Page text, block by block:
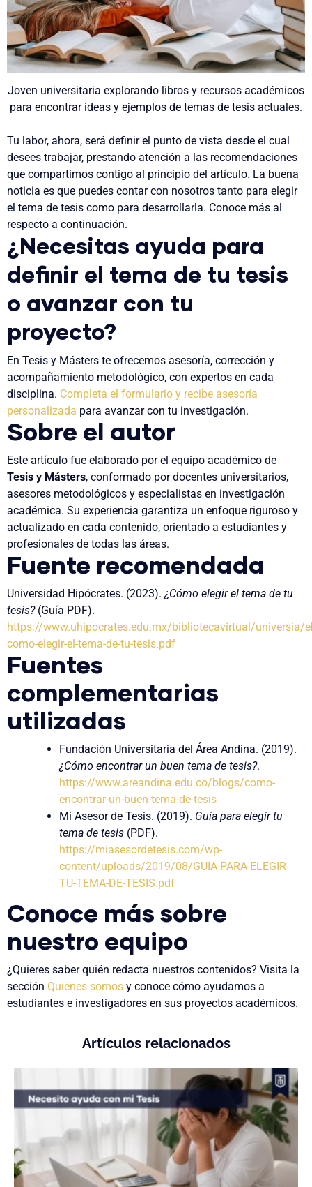
Joven universitaria explorando libros y recursos académicos
para encontrar ideas y ejemplos de temas de tesis actuales.
Tu labor, ahora, será definir el punto de vista desde el cual
desees trabajar, prestando atención a las recomendaciones
que compartimos contigo al principio del artículo. La buena
noticia es que puedes contar con nosotros tanto para elegir
el tema de tesis como para desarrollarla. Conoce más al
respecto a continuación.
¿Necesitas ayuda para
definir el tema de tu tesis
o avanzar con tu
proyecto?
En Tesis y Másters te ofrecemos asesoría, corrección y
acompañamiento metodológico, con expertos en cada
disciplina. Completa el formulario y recibe asesoría
personalizada para avanzar con tu investigación.
Sobre el autor
Este artículo fue elaborado por el equipo académico de
Tesis y Másters, conformado por docentes universitarios,
asesores metodológicos y especialistas en investigación
académica. Su experiencia garantiza un enfoque riguroso y
actualizado en cada contenido, orientado a estudiantes y
profesionales de todas las áreas.
Fuente recomendada
Universidad Hipócrates. (2023).¿Cómo elegir el tema de tu
tesis?(Guía PDF).
https://www.uhipocrates.edu.mx/bibliotecavirtual/universia/
como-elegir-el-tema-de-tu-tesis.pdf
Fuentes
complementarias
utilizadas
Fundación Universitaria del Área Andina. (2019).
¿Cómo encontrar un buen tema de tesis?.
https://www.areandina.edu.co/blogs/como-
encontrar-un-buen-tema-de-tesis
Mi Asesor de Tesis. (2019). Guía para elegir tu
tema de tesis (PDF).
https://miasesordetesis.com/wp-
content/uploads/2019/08/GUIA-PARA-ELEGIR-
TU-TEMA-DE-TESIS.pdf
Conoce más sobre
nuestro equipo
¿Quieres saber quién redacta nuestros contenidos? Visita la
sección Quiénes somos y conoce cómo ayudamos a
estudiantes e investigadores en sus proyectos académicos.
Artículos relacionados